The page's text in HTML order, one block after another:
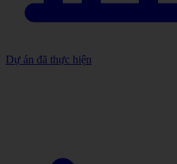
Dự án đã thực hiện